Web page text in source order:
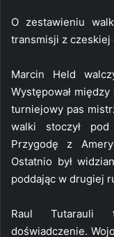
O zestawieniu
transmisji z czeskiej
Marcin Held
Występował
turniejowy pas
walki stoczył
Przygodę z
Ostatnio był
poddając w drugiej
Raul Tutarauli
doświadczenie.